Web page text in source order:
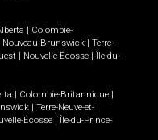
Colombie-
Nouveau-Brunswick
Terre-
Nouvelle-Écosse
Île-du-
Colombie-Britannique
Terre-Neuve-et-
Écosse
Île-du-Prince-